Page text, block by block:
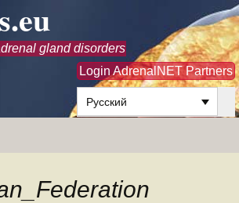
gland disorders
Login AdrenalNET Partners
Русский